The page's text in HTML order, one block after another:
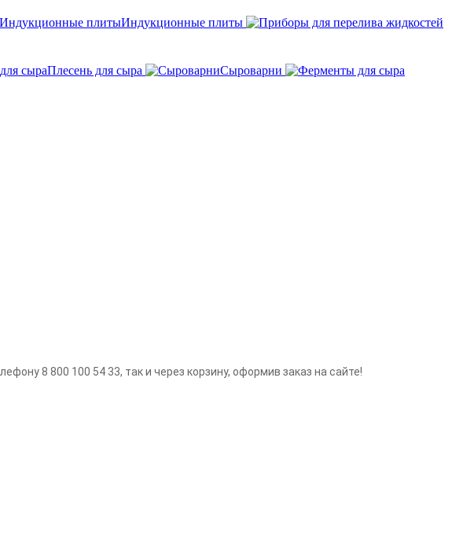
Индукционные плиты
Плесень для сыра
Сыроварни
8 800 100 54 33, так и через корзину, оформив заказ на сайте!